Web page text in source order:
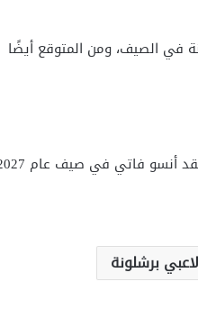
في الصيف، ومن المتوقع أيضًا
برشلونة